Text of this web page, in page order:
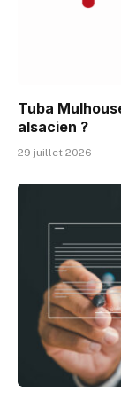
Tuba
alsacien ?
29 juillet 2026